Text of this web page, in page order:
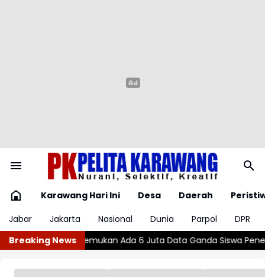
Karawang Hari Ini Desa Daerah
Jabar
Jakarta Nasional Dunia Parpol
DPR
Breaking News
Juta Data Ganda Siswa Penerima MBG Wajar atau Bahaya?